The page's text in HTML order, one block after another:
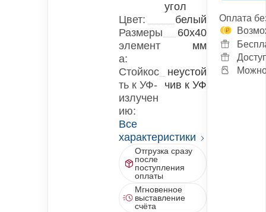
угол
Цвет:
белый
Размеры
элемент
а:
60x40
мм
Стойкос
ть к УФ-
излучен
ию:
неустой
чив к УФ
Все
характеристики
Отгрузка сразу
после
поступления
оплаты
Мгновенное
выставление
счёта
Оплата
Можно